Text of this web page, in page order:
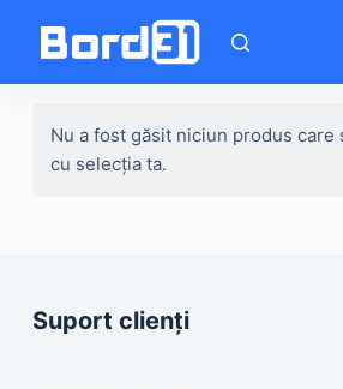
Nu a fost găsit niciun produs care
cu selecția ta.
Suport clienți